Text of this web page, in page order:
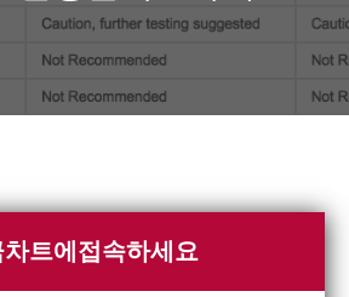
차트에접속하세요